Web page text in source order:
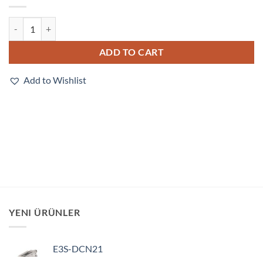
ADD TO CART
Add to Wishlist
YENI ÜRÜNLER
E3S-DCN21